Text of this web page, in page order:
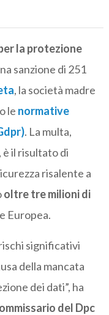
la protezione
sanzione di 251
, la società madre
le normative
. La multa,
il risultato di
risalente a
oltre tre milioni di
Europea.
significativi
della mancata
dei dati”, ha
del Dpc